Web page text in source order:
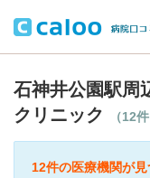
石神井公園駅周
クリニック
（12件
12件の医療機関が